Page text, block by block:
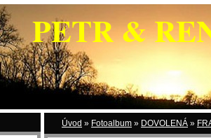
PETR &
Úvod » Fotoalbum » DOVOLENÁ »